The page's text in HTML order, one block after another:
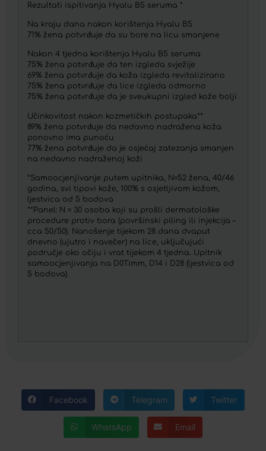
Rezultati ispitivanja Hyalu B5 seruma *
Na kraju dana nakon korištenja Hyalu B5
71% žena potvrđuje da su bore na licu smanjene
Nakon 4 tjedna korištenja Hyalu B5 seruma
75% žena potvrđuje da ten izgleda svježije
69% žena potvrđuje da koža izgleda revitalizirano
75% žena potvrđuje da lice izgleda odmorno
75% žena potvrđuje da je sveukupni izgled kože bolji
Učinkovitost nakon kozmetičkih postupaka**
89% žena potvrđuje da nedavno nadražena koža
ponovno ima punoću
77% žena potvrđuje da je osjećaj zatezanja smanjen
na nedavno nadraženoj koži
*Samoocjenjivanje putem upitnika, N=52 žena, 40/46
godina, svi tipovi kože, 100% s osjetljivom kožom,
ljestvica od 5 bodova
**Panel: N = 30 osoba koji su prošli dermatološke
procedure protiv bora (površinski piling ili injekcija –
cca 50/50). Nanošenje tijekom 28 dana dvaput
dnevno (ujutro i navečer) na lice, uključujući
područje oko očiju i vrat tijekom 4 tjedna. Upitnik
samoocjenjivanja na D0Timm, D14 i D28 (ljestvica od
5 bodova).
Facebook Telegram Twitter
WhatsApp Email